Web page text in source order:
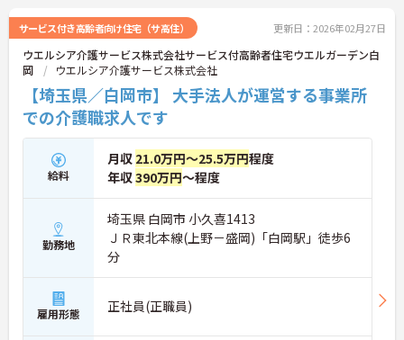
サービス付き高齢者向け住宅（サ高住） 更新日：2026年02月27日
ウエルシア介護サービス株式会社サービス付高齢者住宅ウエルガーデン白
岡
ウエルシア介護サービス株式会社
【埼玉県／白岡市】 大手法人が運営する事業所
での介護職求人です
給料
月収 21.0万円～25.5万円程度
年収390万円～程度
勤務地
埼玉県 白岡市 小久喜1413
ＪＲ東北本線(上野－盛岡)「白岡駅」徒歩6
分
雇用形態 正社員(正職員)